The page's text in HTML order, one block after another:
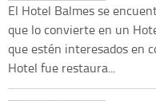
El Hotel Balmes se
que lo convierte en un
que estén interesados en
Hotel fue restaura...